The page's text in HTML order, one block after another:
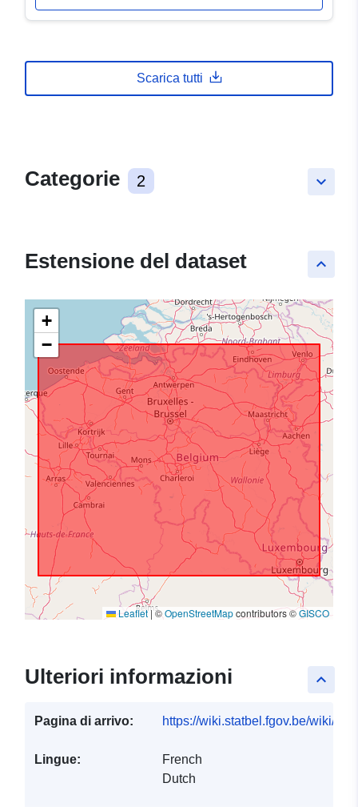
Scarica tutti
keyboard_arrow_down
Categorie 2
keyboard_arrow_up
Estensione del dataset
+
−
Leaflet|©OpenStreetMapcontributors ©GISCO
keyboard_arrow_up
Ulteriori informazioni
Pagina di arrivo: https://wiki.statbel.fgov.be/wiki/
Lingue:
French
Dutch